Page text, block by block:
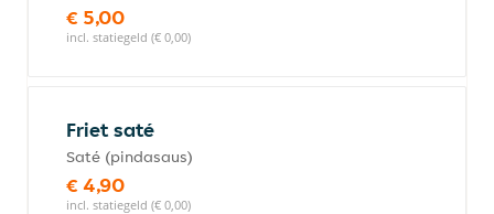
€ 5,00
incl. statiegeld (€ 0,00)
Friet saté
Saté (pindasaus)
€ 4,90
incl. statiegeld (€ 0,00)